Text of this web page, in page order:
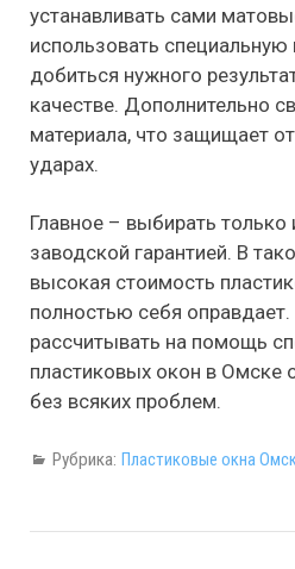
устанавливать сами
использовать специальную
добиться нужного
качестве. Дополнительно
материала, что защищает
ударах.
Главное – выбирать только
заводской гарантией. В
высокая стоимость
полностью себя
рассчитывать на помощь
пластиковых окон в Омске
без всяких проблем.
Рубрика: Пластиковые окна